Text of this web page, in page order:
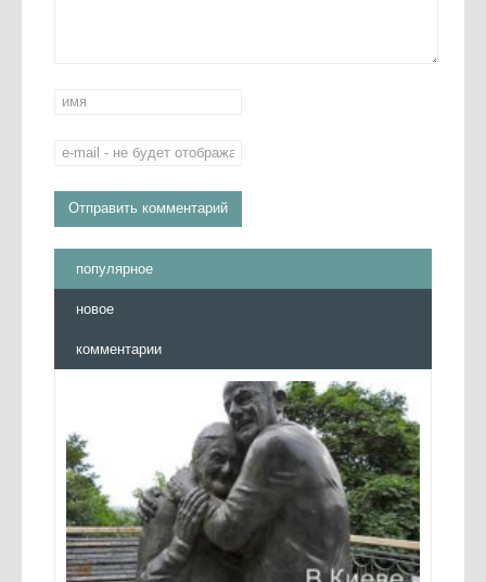
популярное
новое
комментарии